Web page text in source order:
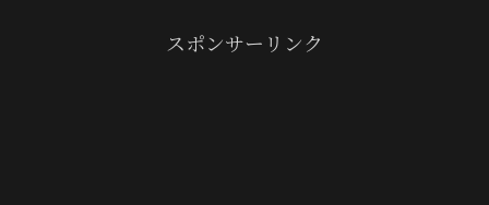
スポンサーリンク